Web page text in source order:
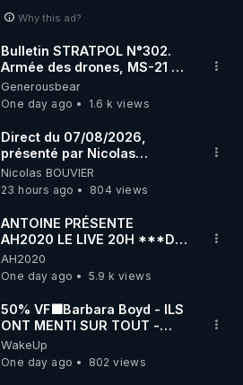
Why this ad?
Bulletin STRATPOL N°302.
Armée des drones, MS-21 en
série, missiles coréens.
07.08.2026.
Generousbear
One day ago
1.6 k views
Direct du 07/08/2026,
présenté par Nicolas
BOUVIER
Nicolas BOUVIER
23 hours ago
804 views
ANTOINE PRÉSENTE
AH2020 LE LIVE 20H ***DU
06/08/2026***
AH2020
One day ago
5.9 k views
50% VF🟩Barbara Boyd - ILS
ONT MENTI SUR TOUT -
Jocelyne Traduction
WakeUp
One day ago
802 views